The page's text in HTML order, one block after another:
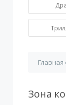
Главная
Зона